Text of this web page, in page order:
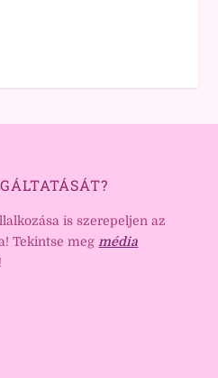
is szerepeljen az
Tekintse meg média